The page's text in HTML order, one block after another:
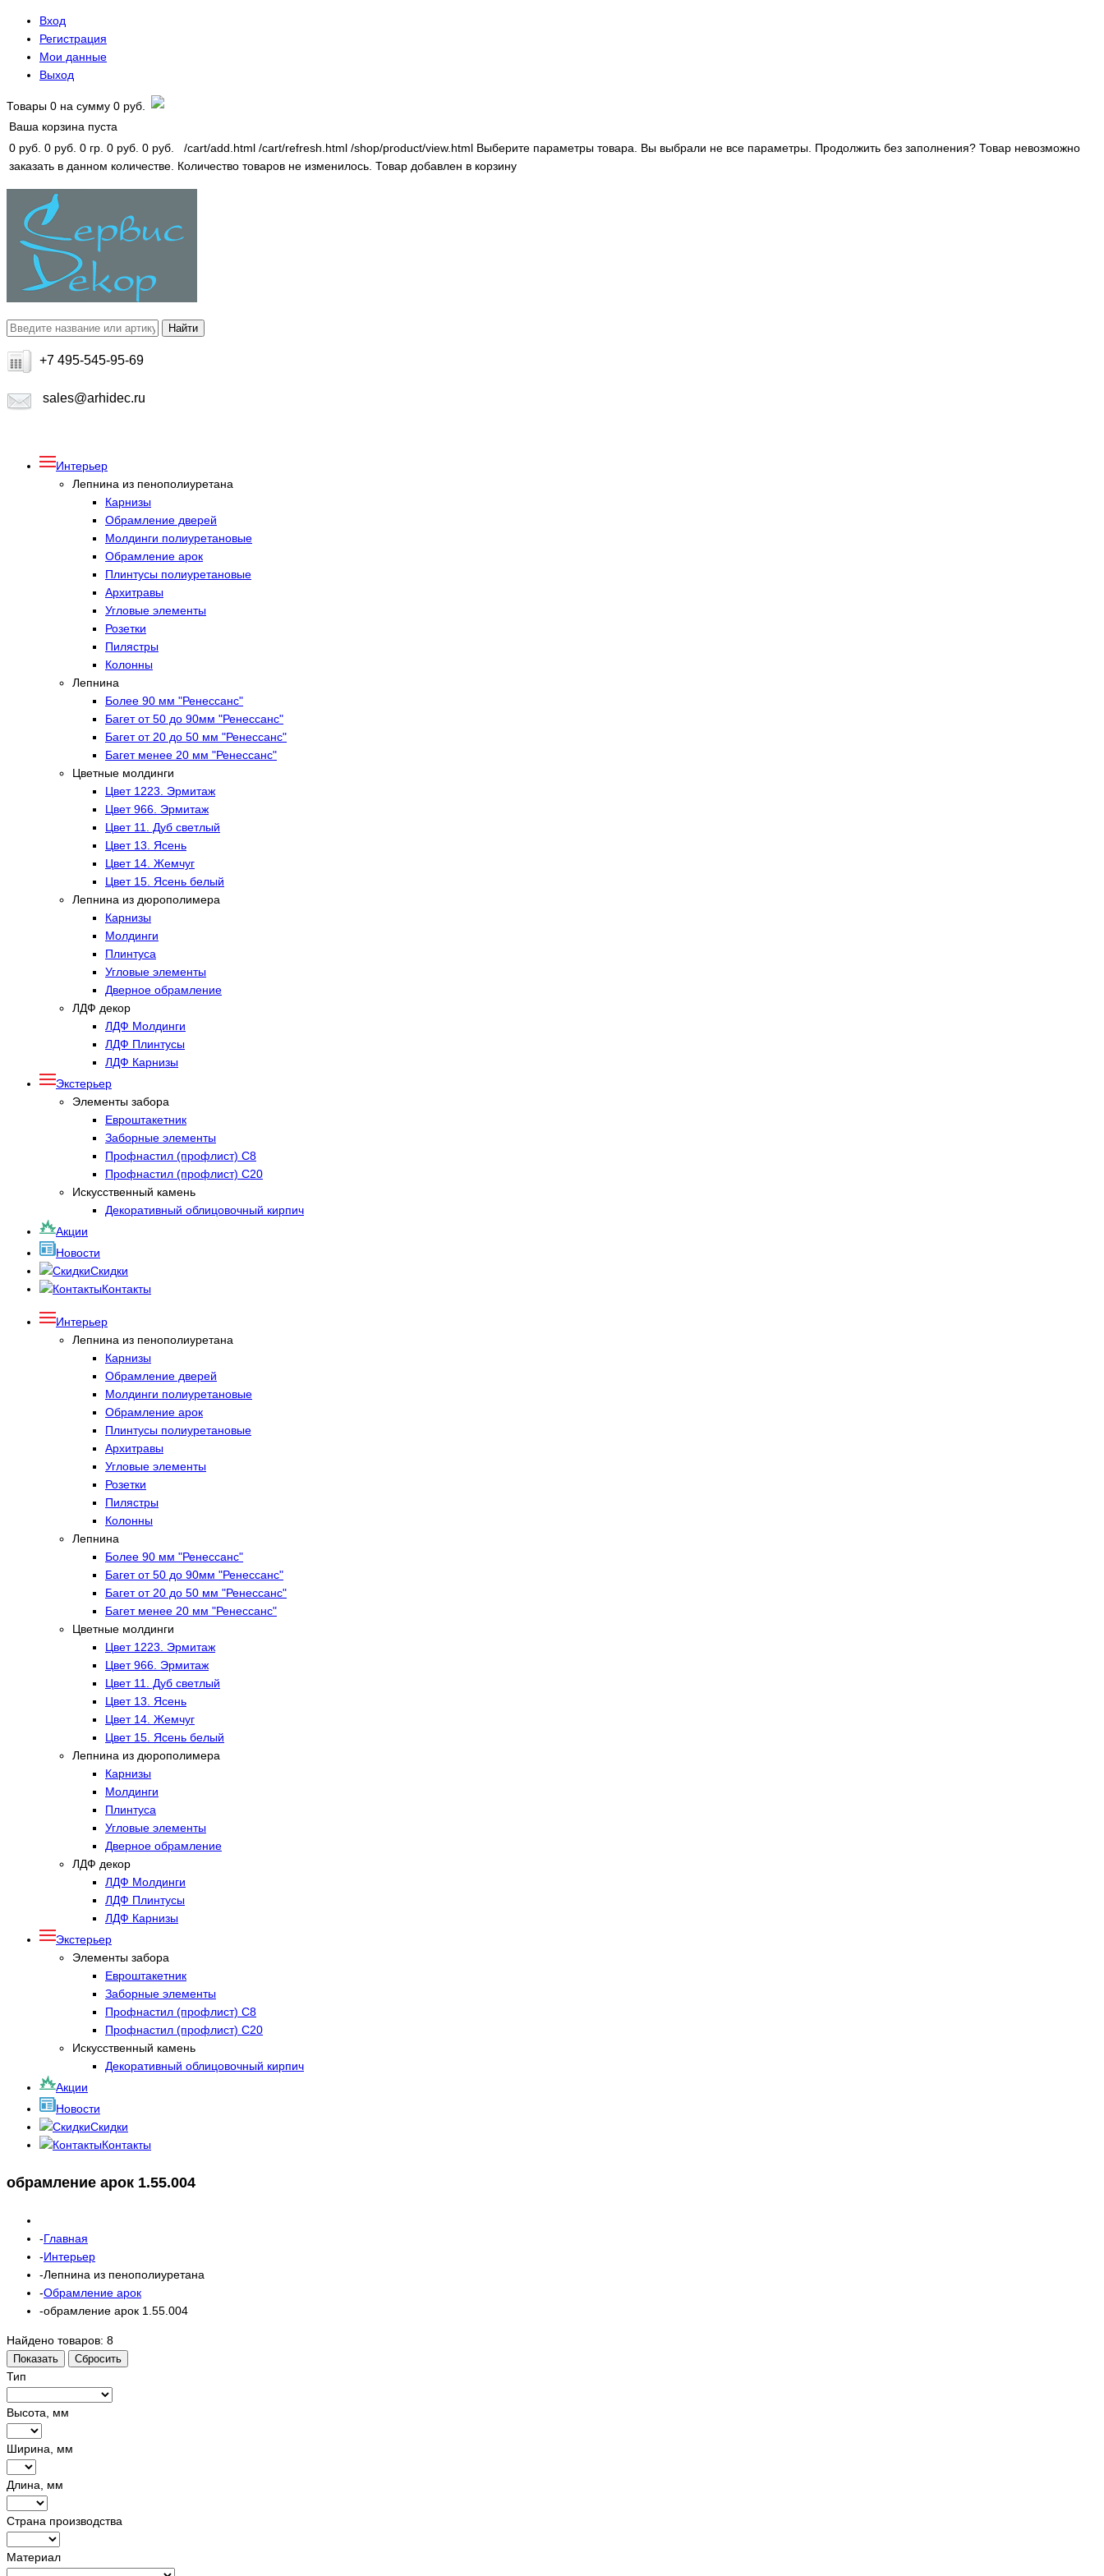
Вход
Регистрация
Мои данные
Выход
Товары 0 на сумму 0 руб.
Ваша корзина пуста
0 руб. 0 руб. 0 гр. 0 руб. 0 руб. /cart/add.html /cart/refresh.html /shop/product/view.html Выберите параметры товара. Вы выбрали не все параметры. Продолжить без заполнения? Товар невозможно
заказать в данном количестве. Количество товаров не изменилось. Товар добавлен в корзину
+7 495-545-95-69
sales@arhidec.ru
Интерьер
Лепнина из пенополиуретана
Карнизы
Обрамление дверей
Молдинги полиуретановые
Обрамление арок
Плинтусы полиуретановые
Архитравы
Угловые элементы
Розетки
Пилястры
Колонны
Лепнина
Более 90 мм "Ренессанс"
Багет от 50 до 90мм "Ренессанс"
Багет от 20 до 50 мм "Ренессанс"
Багет менее 20 мм "Ренессанс"
Цветные молдинги
Цвет 1223. Эрмитаж
Цвет 966. Эрмитаж
Цвет 11. Дуб светлый
Цвет 13. Ясень
Цвет 14. Жемчуг
Цвет 15. Ясень белый
Лепнина из дюрополимера
Карнизы
Молдинги
Плинтуса
Угловые элементы
Дверное обрамление
ЛДФ декор
ЛДФ Молдинги
ЛДФ Плинтусы
ЛДФ Карнизы
Экстерьер
Элементы забора
Евроштакетник
Заборные элементы
Профнастил (профлист) С8
Профнастил (профлист) С20
Искусственный камень
Декоративный облицовочный кирпич
Акции
Новости
Скидки
Контакты
Интерьер
Лепнина из пенополиуретана
Карнизы
Обрамление дверей
Молдинги полиуретановые
Обрамление арок
Плинтусы полиуретановые
Архитравы
Угловые элементы
Розетки
Пилястры
Колонны
Лепнина
Более 90 мм "Ренессанс"
Багет от 50 до 90мм "Ренессанс"
Багет от 20 до 50 мм "Ренессанс"
Багет менее 20 мм "Ренессанс"
Цветные молдинги
Цвет 1223. Эрмитаж
Цвет 966. Эрмитаж
Цвет 11. Дуб светлый
Цвет 13. Ясень
Цвет 14. Жемчуг
Цвет 15. Ясень белый
Лепнина из дюрополимера
Карнизы
Молдинги
Плинтуса
Угловые элементы
Дверное обрамление
ЛДФ декор
ЛДФ Молдинги
ЛДФ Плинтусы
ЛДФ Карнизы
Экстерьер
Элементы забора
Евроштакетник
Заборные элементы
Профнастил (профлист) С8
Профнастил (профлист) С20
Искусственный камень
Декоративный облицовочный кирпич
Акции
Новости
Скидки
Контакты
обрамление арок 1.55.004
Главная
Интерьер
Лепнина из пенополиуретана
Обрамление арок
обрамление арок 1.55.004
Найдено товаров: 8
Показать Сбросить
Тип
Высота, мм
Ширина, мм
Длина, мм
Страна производства
Материал